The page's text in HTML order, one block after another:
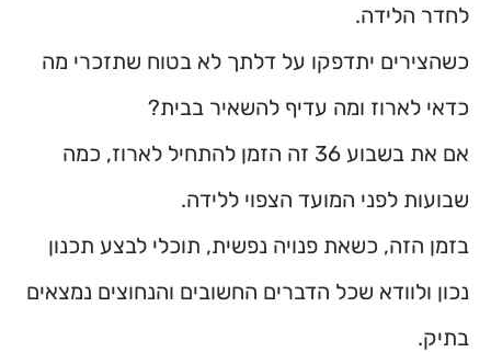
לחדר הלידה.
כשהצירים יתדפקו על דלתך לא בטוח שתזכרי מה
כדאי לארוז ומה עדיף להשאיר בבית?
אם את בשבוע 36 זה הזמן להתחיל לארוז, כמה
שבועות לפני המועד הצפוי ללידה.
בזמן הזה, כשאת פנויה נפשית, תוכלי לבצע תכנון
נכון ולוודא שכל הדברים החשובים והנחוצים נמצאים
בתיק.